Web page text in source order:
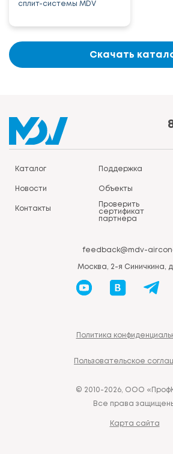
сплит-системы MDV
Скачать
Каталог Поддержка
Новости Объекты
Контакты
Проверить
сертификат
партнера
feedback@mdv-
Москва, 2-я Синичкина,
Политика
Пользовательское
© 2010-2026, ООО
Все права
Карта сайта